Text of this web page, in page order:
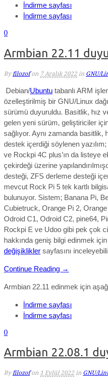
İndirme sayfası
İndirme sayfası
0
Armbian 22.11
By filozof on 7 Aralık 2022 in GNU/
Debian/Ubuntu tabanlı ARM
özelleştirilmiş bir GNU/Linux
sürümü duyuruldu. Basitlik, hız
gelen yeni sürüm, geliştiriciler
sağlıyor. Aynı zamanda basitlik,
destek içerdiği söylenen yazılım;
ve Rockpi 4C plus’ın da listeye
çekirdeği üzerine
desteği, ZFS derleme desteği
mevcut Rock Pi 5 tek kartlı
bulunuyor. Sistem; Banana Pi,
Cubietruck, Orange Pi 2,
Odroid C1, Odroid C2, pine64,
Rockpi E ve Udoo gibi pek çok
hakkında geniş bilgi edinmek için
değişiklikler sayfasını
Continue Reading →
Armbian 22.11 edinmek için
İndirme sayfası
İndirme sayfası
0
Armbian 22.08.1
By filozof on 1 Eylül 2022 in GNU/